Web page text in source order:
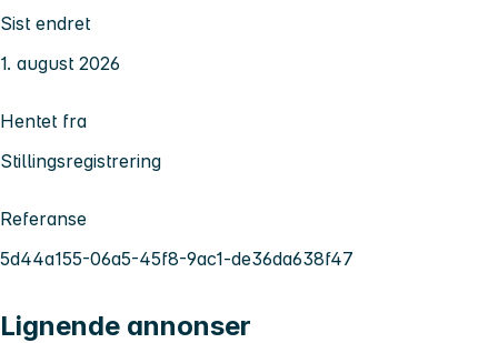
Sist endret
1. august 2026
Hentet fra
Stillingsregistrering
Referanse
5d44a155-06a5-45f8-9ac1-de36da638f47
Lignende annonser